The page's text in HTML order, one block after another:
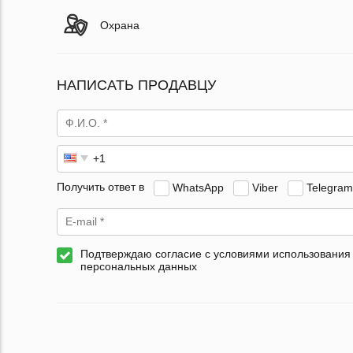
Охрана
НАПИСАТЬ ПРОДАВЦУ
Получить ответ в WhatsApp Viber Telegram
Подтверждаю согласие с условиями использования
персональных данных